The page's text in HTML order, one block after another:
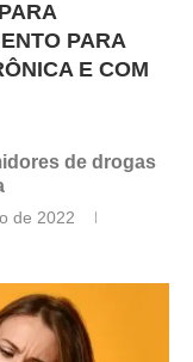
PARA
E COM
de drogas
de 2022